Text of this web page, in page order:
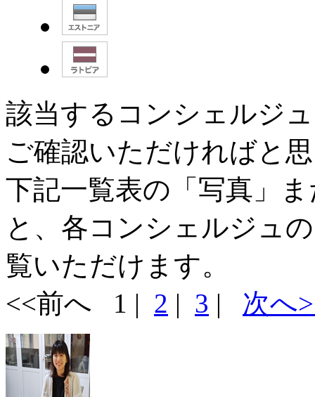
該当するコンシェルジ
ご確認いただければと
下記一覧表の「 写真 」
と、各コンシェルジュ
覧いただけます。
<<前へ 1 | 2 | 3 | 次へ